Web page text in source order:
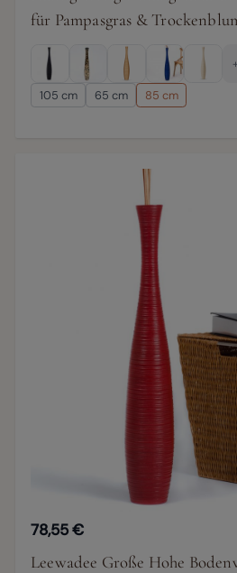
für Pampasgras &
105 cm 65 cm 85 cm
78,55 €
Leewadee Große Hohe